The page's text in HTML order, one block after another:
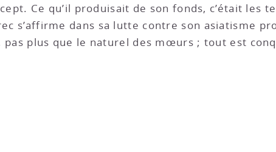
Ce qu’il produisait de son fonds, c’était les
s’affirme dans sa lutte contre son asiatisme
plus que le naturel des mœurs ; tout est